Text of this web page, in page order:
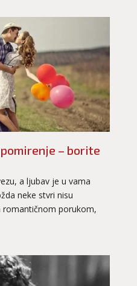
– borite
a ljubav je u vama
neke stvri nisu
romantičnom porukom,